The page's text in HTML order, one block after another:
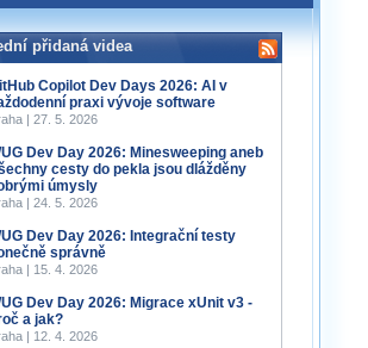
přidaná videa
Copilot Dev Days 2026: AI v
praxi vývoje software
| 27. 5. 2026
Dev Day 2026: Minesweeping aneb
cesty do pekla jsou dlážděny
úmysly
| 24. 5. 2026
Dev Day 2026: Integrační testy
správně
| 15. 4. 2026
Dev Day 2026: Migrace xUnit v3 -
a jak?
| 12. 4. 2026